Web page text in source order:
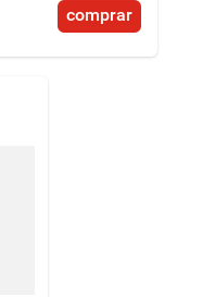
comprar